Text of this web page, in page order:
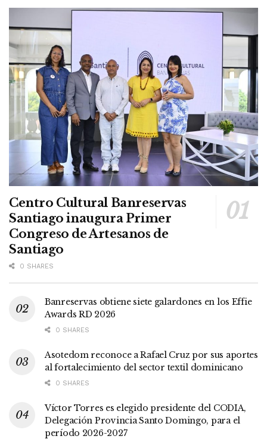
Centro Cultural Banreservas
Santiago inaugura Primer
Congreso de Artesanos de
Santiago
0 SHARES
Banreservas obtiene siete galardones en los Effie
Awards RD 2026
0 SHARES
Asotedom reconoce a Rafael Cruz por sus aportes
al fortalecimiento del sector textil dominicano
0 SHARES
Víctor Torres es elegido presidente del CODIA,
Delegación Provincia Santo Domingo, para el
período 2026-2027